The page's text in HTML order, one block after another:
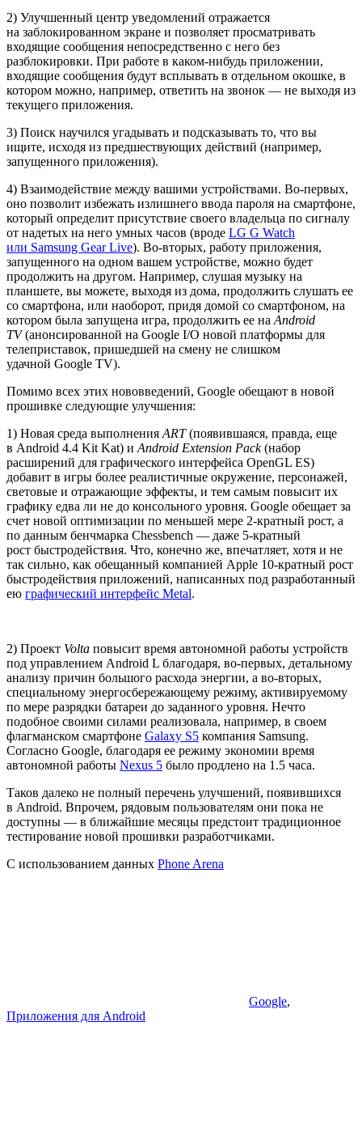
2) Улучшенный центр уведомлений отражается
на заблокированном экране и позволяет просматривать
входящие сообщения непосредственно с него без
разблокировки. При работе в каком-нибудь приложении,
входящие сообщения будут всплывать в отдельном окошке, в
котором можно, например, ответить на звонок — не выходя из
текущего приложения.
3) Поиск научился угадывать и подсказывать то, что вы
ищите, исходя из предшествующих действий (например,
запущенного приложения).
4) Взаимодействие между вашими устройствами. Во-первых,
оно позволит избежать излишнего ввода пароля на смартфоне,
который определит присутствие своего владельца по сигналу
от надетых на него умных часов (вроде LG G Watch
или Samsung Gear Live). Во-вторых, работу приложения,
запущенного на одном вашем устройстве, можно будет
продолжить на другом. Например, слушая музыку на
планшете, вы можете, выходя из дома, продолжить слушать ее
со смартфона, или наоборот, придя домой со смартфоном, на
котором была запущена игра, продолжить ее на Android
TV(анонсированной на Google I/O новой платформы для
телеприставок, пришедшей на смену не слишком
удачной Google TV).
Помимо всех этих нововведений, Google обещают в новой
прошивке следующие улучшения:
1) Новая среда выполнения ART(появившаяся, правда, еще
в Android 4.4 Kit Kat) и Android Extension Pack(набор
расширений для графического интерфейса OpenGL ES)
добавит в игры более реалистичные окружение, персонажей,
световые и отражающие эффекты, и тем самым повысит их
графику едва ли не до консольного уровня. Google обещает за
счет новой оптимизации по меньшей мере 2-кратный рост, а
по данным бенчмарка Chessbench — даже 5-кратный
рост быстродействия. Что, конечно же, впечатляет, хотя и не
так сильно, как обещанный компанией Apple 10-кратный рост
быстродействия приложений, написанных под разработанный
ею графический интерфейс Metal.
2) Проект Volta повысит время автономной работы устройств
под управлением Android L благодаря, во-первых, детальному
анализу причин большого расхода энергии, а во-вторых,
специальному энергосбережающему режиму, активируемому
по мере разрядки батареи до заданного уровня. Нечто
подобное своими силами реализовала, например, в своем
флагманском смартфоне Galaxy S5 компания Samsung.
Согласно Google, благодаря ее режиму экономии время
автономной работы Nexus 5 было продлено на 1.5 часа.
Таков далеко не полный перечень улучшений, появившихся
в Android. Впрочем, рядовым пользователям они пока не
доступны — в ближайшие месяцы предстоит традиционное
тестирование новой прошивки разработчиками.
С использованием данных Phone Arena
Google,
Приложения для Android